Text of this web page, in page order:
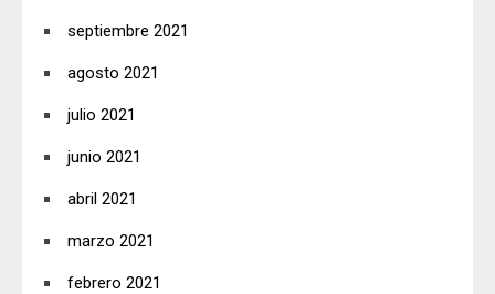
septiembre 2021
agosto 2021
julio 2021
junio 2021
abril 2021
marzo 2021
febrero 2021